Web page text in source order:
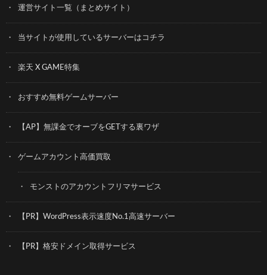
運営サイト一覧（まとめサイト）
当サイトが使用しているサーバーはコチラ
楽天 X GAME特集
おすすめ無料ゲームサーバー
【AP】無課金でオーブをGETする裏ワザ
ゲームアカウント高価買取
モンストのアカウントフリマサービス
【PR】WordPress表示速度No.1高速サーバー
【PR】格安ドメイン取得サービス